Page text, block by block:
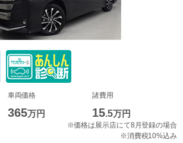
車両価格
365万円
諸費用
15.5万円
※価格は展示店にて8月登録の場合
※消費税10%込み